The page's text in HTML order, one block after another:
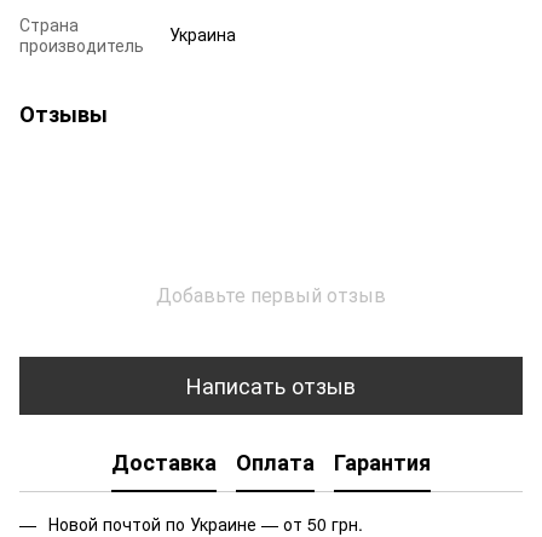
Страна
производитель
Украина
Отзывы
Добавьте первый отзыв
Написать отзыв
Доставка Оплата Гарантия
Новой почтой по Украине — от 50 грн.